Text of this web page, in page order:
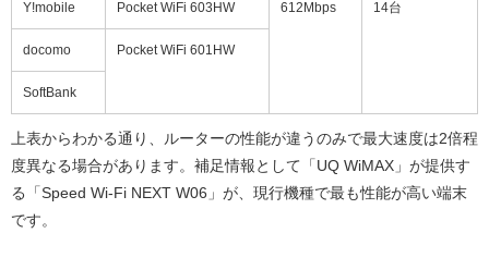
Y!mobile Pocket WiFi 603HW 612Mbps 14台
docomo Pocket WiFi 601HW
SoftBank
上表からわかる通り、ルーターの性能が違うのみで最大速度は2倍程
度異なる場合があります。補足情報として「UQ WiMAX」が提供す
る「Speed Wi-Fi NEXT W06」が、現行機種で最も性能が高い端末
です。